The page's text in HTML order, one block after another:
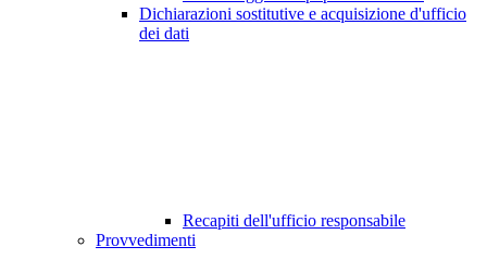
Dichiarazioni sostitutive e acquisizione d'ufficio
dei dati
Recapiti dell'ufficio responsabile
Provvedimenti